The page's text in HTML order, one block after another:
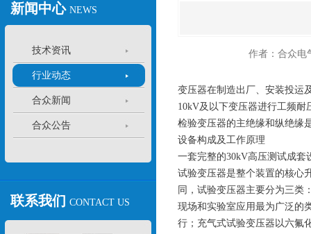
新闻中心 NEWS
技术资讯
行业动态
合众新闻
合众公告
联系我们 CONTACT US
作者：合众电
变压器在制造出厂、安装投运
10kV及以下变压器进行工频
检验变压器的主绝缘和纵绝缘
设备构成及工作原理
一套完整的30kV高压测试成
试验变压器是整个装置的核心
同，试验变压器主要分为三类
现场和实验室应用最为广泛的
行；充气式试验变压器以六氟